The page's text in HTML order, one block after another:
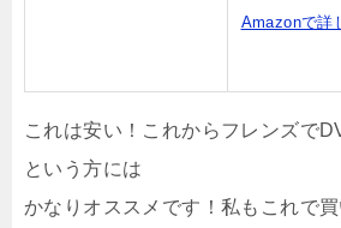
Amazonで詳
これは安い！これからフレンズで
という方には
かなりオススメです！私もこれで